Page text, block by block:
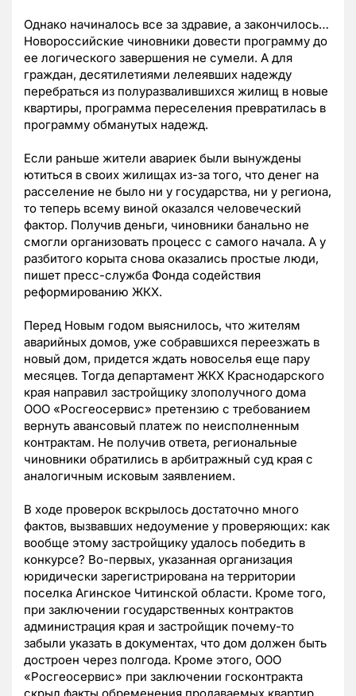
Однако начиналось все за здравие, а закончилось…
Новороссийские чиновники довести программу до
ее логического завершения не сумели. А для
граждан, десятилетиями лелеявших надежду
перебраться из полуразвалившихся жилищ в новые
квартиры, программа переселения превратилась в
программу обманутых надежд.
Если раньше жители авариек были вынуждены
ютиться в своих жилищах из-за того, что денег на
расселение не было ни у государства, ни у региона,
то теперь всему виной оказался человеческий
фактор. Получив деньги, чиновники банально не
смогли организовать процесс с самого начала. А у
разбитого корыта снова оказались простые люди,
пишет пресс-служба Фонда содействия
реформированию ЖКХ.
Перед Новым годом выяснилось, что жителям
аварийных домов, уже собравшихся переезжать в
новый дом, придется ждать новоселья еще пару
месяцев. Тогда департамент ЖКХ Краснодарского
края направил застройщику злополучного дома
ООО «Росгеосервис» претензию с требованием
вернуть авансовый платеж по неисполненным
контрактам. Не получив ответа, региональные
чиновники обратились в арбитражный суд края с
аналогичным исковым заявлением.
В ходе проверок вскрылось достаточно много
фактов, вызвавших недоумение у проверяющих: как
вообще этому застройщику удалось победить в
конкурсе? Во-первых, указанная организация
юридически зарегистрирована на территории
поселка Агинское Читинской области. Кроме того,
при заключении государственных контрактов
администрация края и застройщик почему-то
забыли указать в документах, что дом должен быть
достроен через полгода. Кроме этого, ООО
«Росгеосервис» при заключении госконтракта